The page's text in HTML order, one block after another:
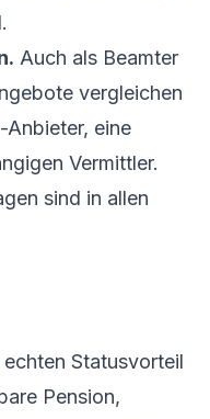
Auch als Beamter
vergleichen
eine
Vermittler.
sind in allen
Statusvorteil
Pension,